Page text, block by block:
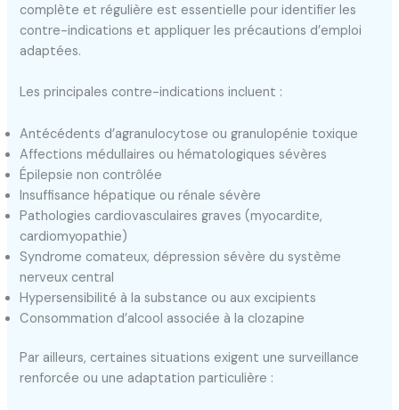
complète et régulière est essentielle pour identifier les
contre-indications et appliquer les précautions d’emploi
adaptées.
Les principales contre-indications incluent :
Antécédents d’agranulocytose ou granulopénie toxique
Affections médullaires ou hématologiques sévères
Épilepsie non contrôlée
Insuffisance hépatique ou rénale sévère
Pathologies cardiovasculaires graves (myocardite,
cardiomyopathie)
Syndrome comateux, dépression sévère du système
nerveux central
Hypersensibilité à la substance ou aux excipients
Consommation d’alcool associée à la clozapine
Par ailleurs, certaines situations exigent une surveillance
renforcée ou une adaptation particulière :